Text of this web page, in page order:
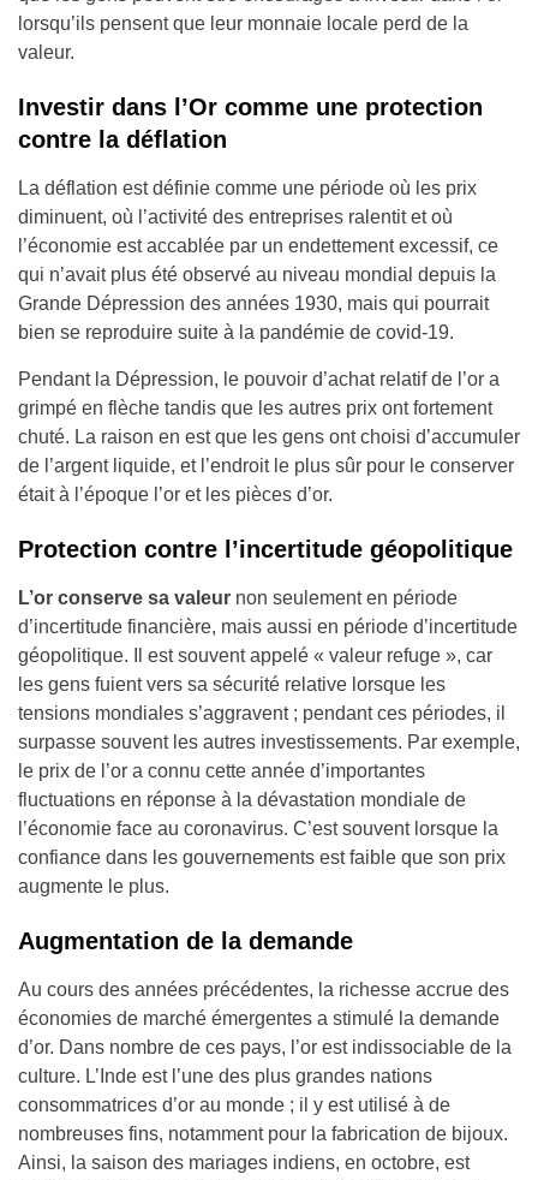
lorsqu’ils pensent que leur monnaie locale perd de la
valeur.
Investir dans l’Or comme une protection
contre la déflation
La déflation est définie comme une période où les prix
diminuent, où l’activité des entreprises ralentit et où
l’économie est accablée par un endettement excessif, ce
qui n’avait plus été observé au niveau mondial depuis la
Grande Dépression des années 1930, mais qui pourrait
bien se reproduire suite à la pandémie de covid-19.
Pendant la Dépression, le pouvoir d’achat relatif de l’or a
grimpé en flèche tandis que les autres prix ont fortement
chuté. La raison en est que les gens ont choisi d’accumuler
de l’argent liquide, et l’endroit le plus sûr pour le conserver
était à l’époque l’or et les pièces d’or.
Protection contre l’incertitude géopolitique
L’or conserve sa valeur non seulement en période
d’incertitude financière, mais aussi en période d’incertitude
géopolitique. Il est souvent appelé « valeur refuge », car
les gens fuient vers sa sécurité relative lorsque les
tensions mondiales s’aggravent ; pendant ces périodes, il
surpasse souvent les autres investissements. Par exemple,
le prix de l’or a connu cette année d’importantes
fluctuations en réponse à la dévastation mondiale de
l’économie face au coronavirus. C’est souvent lorsque la
confiance dans les gouvernements est faible que son prix
augmente le plus.
Augmentation de la demande
Au cours des années précédentes, la richesse accrue des
économies de marché émergentes a stimulé la demande
d’or. Dans nombre de ces pays, l’or est indissociable de la
culture. L’Inde est l’une des plus grandes nations
consommatrices d’or au monde ; il y est utilisé à de
nombreuses fins, notamment pour la fabrication de bijoux.
Ainsi, la saison des mariages indiens, en octobre, est